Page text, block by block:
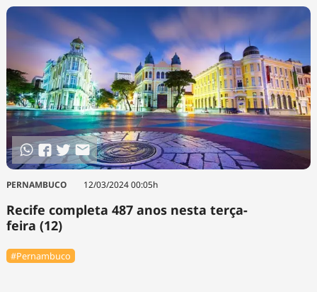
Contato
Agronegócios
Brasil
Brasil Mineral
Ciência &
Tecnologia
Cinema
Comportamento
Cultura
Economia
Educação
Infraestrutura
Internacional
Meio Ambiente
Podcast
Política
Saúde
Tempo
PERNAMBUCO 12/03/2024 00:05h
Recife completa 487 anos nesta terça-
feira (12)
#Pernambuco